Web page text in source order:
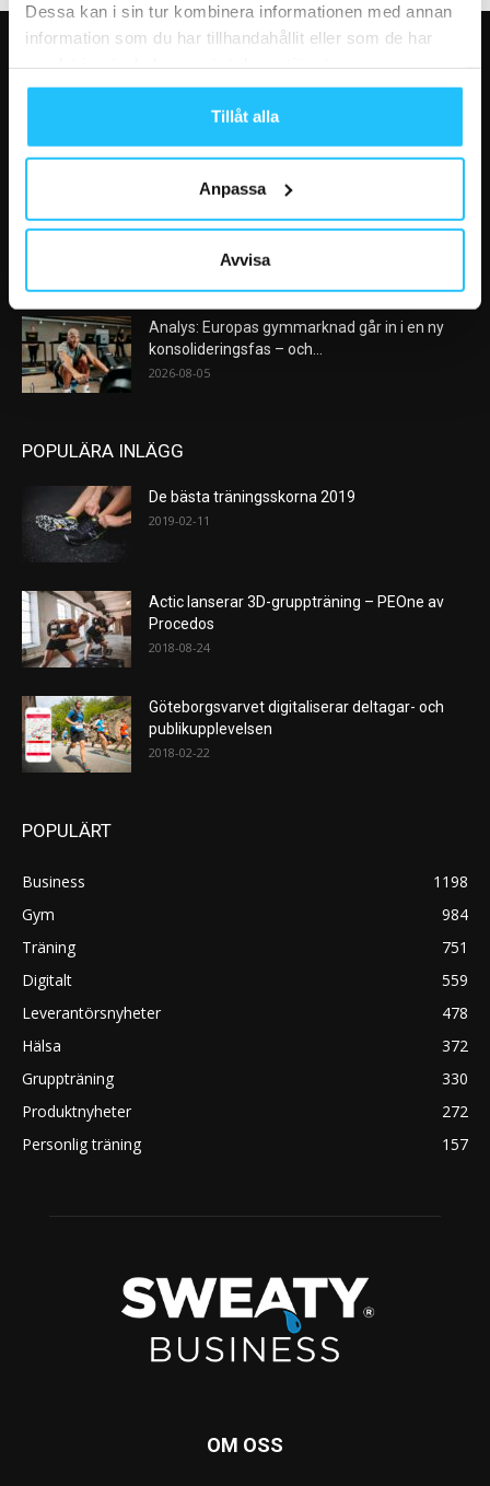
Dessa kan i sin tur kombinera informationen med annan
information som du har tillhandahållit eller som de har
Tillåt alla
Anpassa
Avvisa
VÅRA FAVORITER
Nike satsar på hybridträning när Hyrox formar
2026-08-07
AI kommer aldrig kunna ersätta en frukost
Analys: Europas gymmarknad går in i en ny
konsolideringsfas – och...
2026-08-05
POPULÄRA INLÄGG
De bästa träningsskorna 2019
2019-02-11
Actic lanserar 3D-gruppträning – PEOne av
Procedos
2018-08-24
Göteborgsvarvet digitaliserar deltagar- och
publikupplevelsen
2018-02-22
POPULÄRT
Business
1198
Gym
984
Träning
751
Digitalt
559
Leverantörsnyheter
478
Hälsa
372
Gruppträning
330
Produktnyheter
272
Personlig träning
157
OM OSS